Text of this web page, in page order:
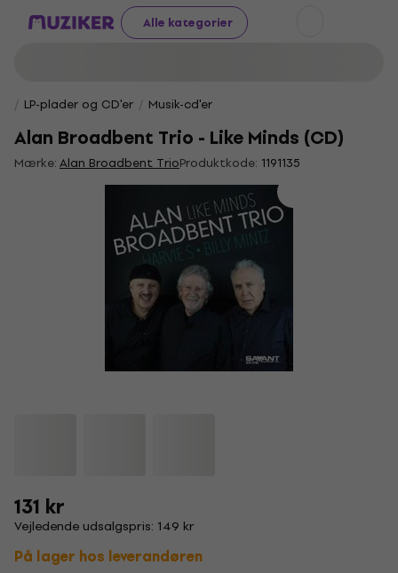
Alle kategorier
LP-plader og CD'er Musik-cd'er
Alan Broadbent Trio - Like Minds (CD)
Mærke:Alan Broadbent TrioProduktkode: 1191135
131 kr
Vejledende udsalgspris: 149 kr
På lager hos leverandøren